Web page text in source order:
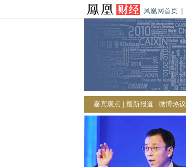
凤凰网首页 |
嘉宾观点 最新报道 微博热议